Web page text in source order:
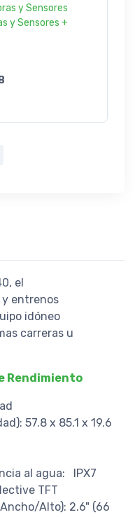
y Sensores
y Sensores +
el
entrenos
idóneo
carreras u
Rendimiento
57.8 x 85.1 x 19.6
al agua: IPX7
TFT
Alto): 2.6" (66